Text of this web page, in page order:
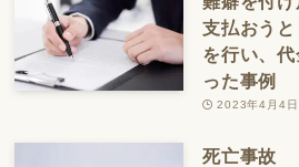
支払おう
を行い、
った事例
2023年4月4日
死亡事故